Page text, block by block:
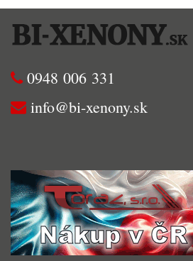
0948 006 331
info@bi-xenony.sk